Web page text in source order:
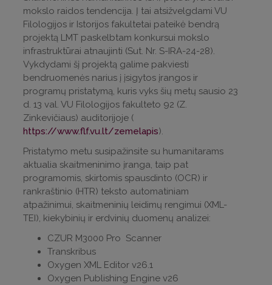
mokslo raidos tendencija. Į tai atsižvelgdami VU
Filologijos ir Istorijos fakultetai pateikė bendrą
projektą LMT paskelbtam konkursui mokslo
infrastruktūrai atnaujinti (Sut. Nr. S-IRA-24-28).
Vykdydami šį projektą galime pakviesti
bendruomenės narius į įsigytos įrangos ir
programų pristatymą, kuris vyks šių metų sausio 23
d. 13 val. VU Filologijos fakulteto 92 (Z.
Zinkevičiaus) auditorijoje (
https://www.flf.vu.lt/zemelapis).
Pristatymo metu susipažinsite su humanitarams
aktualia skaitmeninimo įranga, taip pat
programomis, skirtomis spausdinto (OCR) ir
rankraštinio (HTR) teksto automatiniam
atpažinimui, skaitmeninių leidimų rengimui (XML-
TEI), kiekybinių ir erdvinių duomenų analizei:
CZUR M3000 Pro Scanner
Transkribus
Oxygen XML Editor v26.1
Oxygen Publishing Engine v26